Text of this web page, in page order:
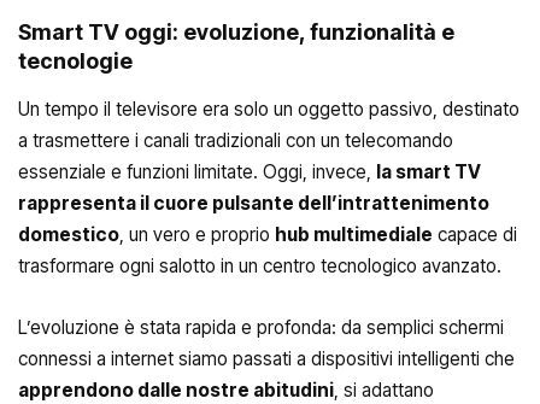
Smart TV oggi: evoluzione, funzionalità e
tecnologie
Un tempo il televisore era solo un oggetto passivo, destinato
a trasmettere i canali tradizionali con un telecomando
essenziale e funzioni limitate. Oggi, invece, la smart TV
rappresenta il cuore pulsante dell’intrattenimento
domestico, un vero e proprio hub multimediale capace di
trasformare ogni salotto in un centro tecnologico avanzato.
L’evoluzione è stata rapida e profonda: da semplici schermi
connessi a internet siamo passati a dispositivi intelligenti che
apprendono dalle nostre abitudini, si adattano